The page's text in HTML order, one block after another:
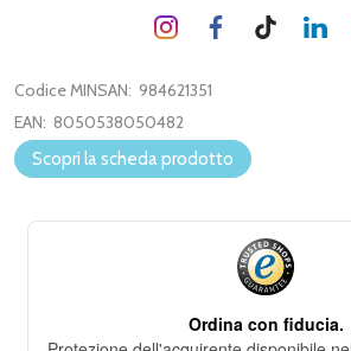
Codice MINSAN: 984621351
EAN: 8050538050482
Scopri la scheda prodotto